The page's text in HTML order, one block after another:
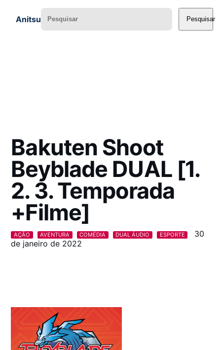
Anitsu Pesquisar
Bakuten Shoot
Beyblade DUAL [1.
2. 3. Temporada
+Filme]
AÇÃO AVENTURA COMÉDIA DUAL ÁUDIO ESPORTE
30
de janeiro de 2022